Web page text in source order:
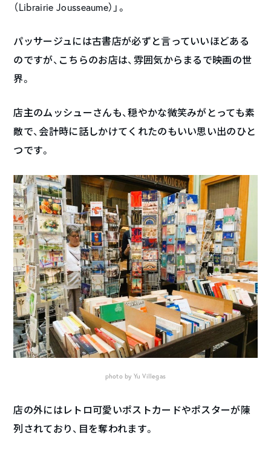
（Librairie Jousseaume）」。
パッサージュには古書店が必ずと言っていいほどある
のですが、こちらのお店は、雰囲気からまるで映画の世
界。
店主のムッシューさんも、穏やかな微笑みがとっても素
敵で、会計時に話しかけてくれたのもいい思い出のひと
つです。
photo by Yu Villegas
店の外にはレトロ可愛いポストカードやポスターが陳
列されており、目を奪われます。